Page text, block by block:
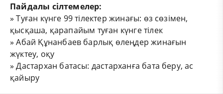
Пайдалы сілтемелер:
»Туған күнге 99 тілектер жинағы: өз сөзімен,
қысқаша, қарапайым туған күнге тілек
»Абай Құнанбаев барлық өлеңдер жинағын
жүктеу, оқу
»Дастархан батасы: дастарханға бата беру, ас
қайыру